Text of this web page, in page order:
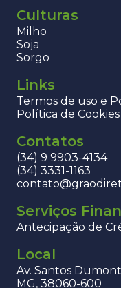
Culturas
Milho
Soja
Sorgo
Links
Termos de uso e
Política de Cookies
Contatos
(34) 9 9903-4134
(34) 3331-1163
Serviços
Antecipação de
Local
Av. Santos
MG, 38060-600